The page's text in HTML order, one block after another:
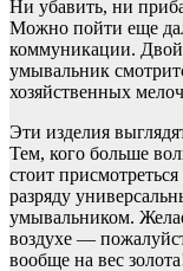
Ни убавить, ни
Можно пойти еще
коммуникации.
умывальник
хозяйственных
Эти изделия
Тем, кого больше
стоит
разряду
умывальником.
воздухе —
вообще на вес